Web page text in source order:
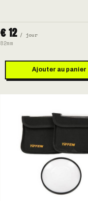
€ 12 / jour
82mm
Ajouter au panier